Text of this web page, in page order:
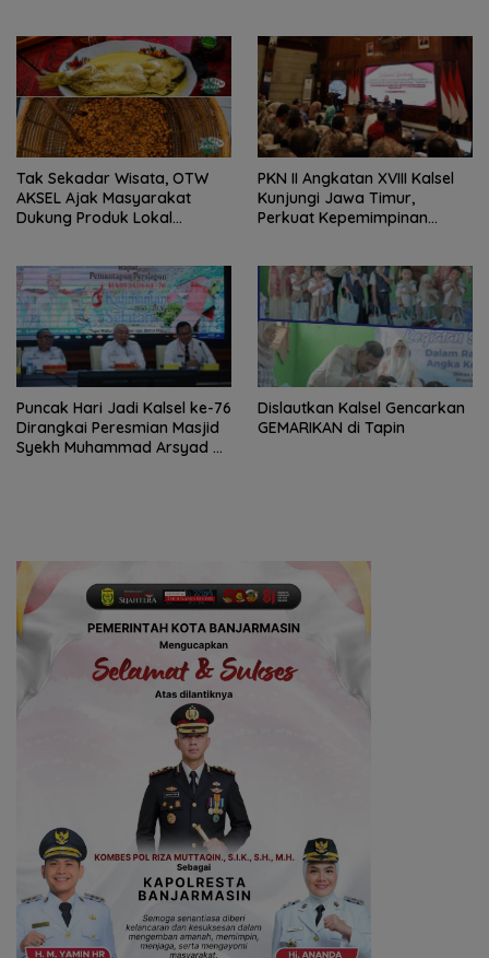
Tak Sekadar Wisata, OTW
AKSEL Ajak Masyarakat
Dukung Produk Lokal
PKN II Angkatan XVIII Kalsel
Kunjungi Jawa Timur,
Perkuat Kepemimpinan
Puncak Hari Jadi Kalsel ke-76
Dirangkai Peresmian Masjid
Syekh Muhammad Arsyad Al
Dislautkan Kalsel Gencarkan
GEMARIKAN di Tapin